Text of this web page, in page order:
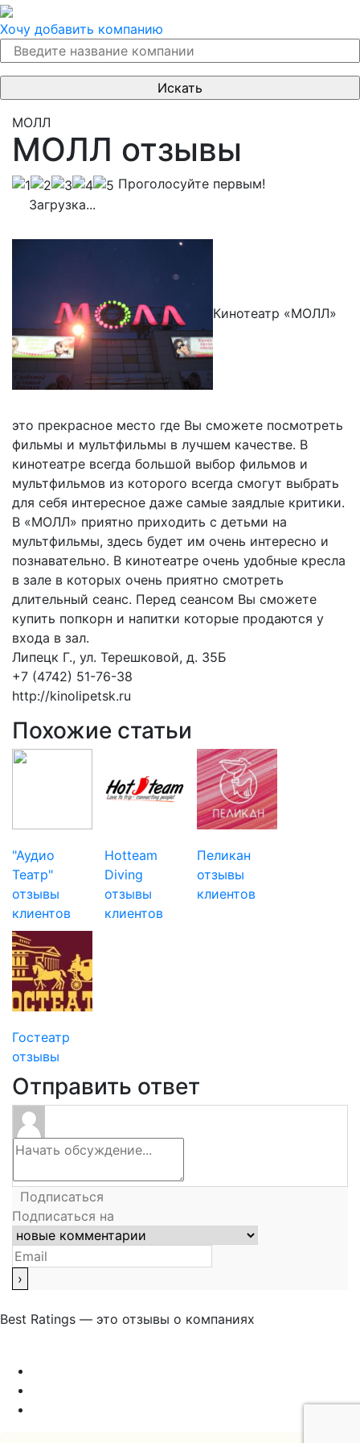
Хочу добавить компанию
МОЛЛ
МОЛЛ отзывы
Проголосуйте первым!
Загрузка...
Кинотеатр «МОЛЛ»
это прекрасное место где Вы сможете посмотреть
фильмы и мультфильмы в лучшем качестве. В
кинотеатре всегда большой выбор фильмов и
мультфильмов из которого всегда смогут выбрать
для себя интересное даже самые заядлые критики.
В «МОЛЛ» приятно приходить с детьми на
мультфильмы, здесь будет им очень интересно и
познавательно. В кинотеатре очень удобные кресла
в зале в которых очень приятно смотреть
длительный сеанс. Перед сеансом Вы сможете
купить попкорн и напитки которые продаются у
входа в зал.
Липецк Г., ул. Терешковой, д. 35Б
+7 (4742) 51-76-38
http://kinolipetsk.ru
Похожие статьи
"Аудио
Театр"
отзывы
клиентов
Hotteam
Diving
отзывы
клиентов
Пеликан
отзывы
клиентов
Гостеатр
отзывы
Отправить ответ
Подписаться
Подписаться на
Best Ratings — это отзывы о компаниях